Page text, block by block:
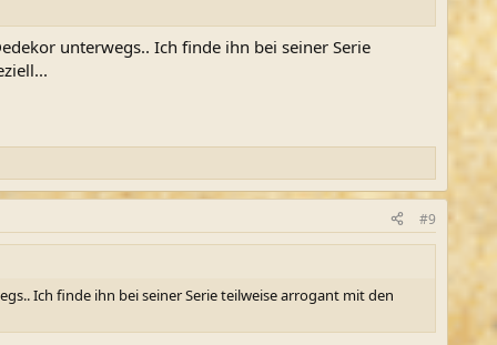
unterwegs.. Ich finde ihn bei seiner Serie
#9
Ich finde ihn bei seiner Serie teilweise arrogant mit den